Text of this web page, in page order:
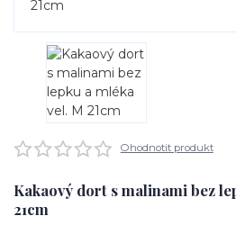
Ohodnotit produkt
Kakaový dort s malinami bez
21cm